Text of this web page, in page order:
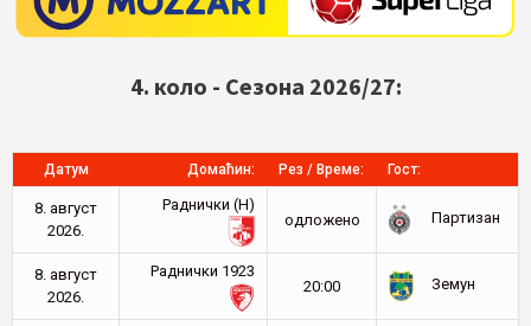
4. коло - Сезона 2026/27:
Датум Домаћин: Рез / Време: Гост:
8. август
2026.
Раднички (Н)
oдложено
Партизан
8. август
2026.
Раднички 1923
20:00
Земун